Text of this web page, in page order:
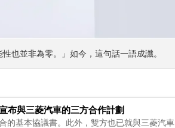
也並非為零。」如今，這句話一語成讖。
布與三菱汽車的三方合作計劃
的基本協議書。此外，雙方也已就與三菱汽車